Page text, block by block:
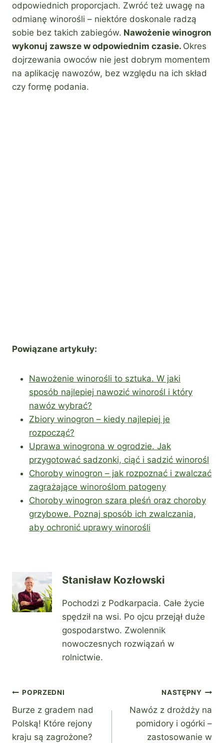
odpowiednich proporcjach. Zwróć też uwagę na
odmianę winorośli – niektóre doskonale radzą
sobie bez takich zabiegów. Nawożenie winogron
wykonuj zawsze w odpowiednim czasie. Okres
dojrzewania owoców nie jest dobrym momentem
na aplikację nawozów, bez względu na ich skład
czy formę podania.
Powiązane artykuły:
Nawożenie winorośli to sztuka. W jaki
sposób najlepiej nawozić winorośl i który
nawóz wybrać?
Zbiory winogron – kiedy najlepiej je
rozpocząć?
Uprawa winogrona w ogrodzie. Jak
przygotować sadzonki, ciąć i sadzić winorośl
Choroby winogron – jak rozpoznać i zwalczać
zagrażające winoroślom patogeny
Choroby winogron szara pleśń oraz choroby
grzybowe. Poznaj sposób ich zwalczania,
aby ochronić uprawy winorośli
Stanisław Kozłowski
Pochodzi z Podkarpacia. Całe życie
spędził na wsi. Po ojcu przejął duże
gospodarstwo. Zwolennik
nowoczesnych rozwiązań w
rolnictwie.
Nawigacja
wpisu
POPRZEDNI
Burze z gradem nad
Polską! Które rejony
kraju są zagrożone?
NASTĘPNY
Nawóz z drożdży na
pomidory i ogórki –
zastosowanie w